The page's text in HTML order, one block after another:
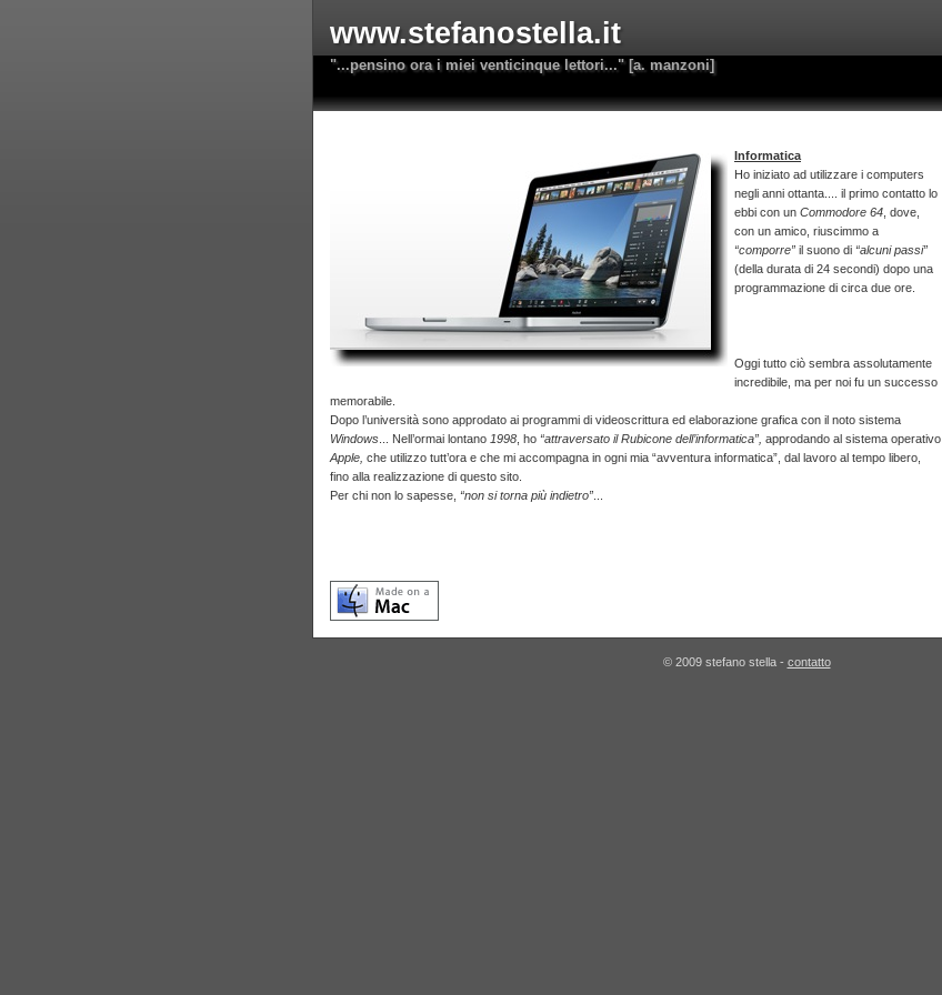
www.stefanostella.it
"...pensino ora i miei venticinque lettori..." [a. manzoni]
Informatica
Ho iniziato ad utilizzare i computers
negli anni ottanta.... il primo contatto lo
ebbi con un Commodore 64 , dove,
con un amico, riuscimmo a
“comporre” il suono di “alcuni passi”
(della durata di 24 secondi) dopo una
programmazione di circa due ore.
Oggi tutto ciò sembra assolutamente
incredibile, ma per noi fu un successo
memorabile.
Dopo l’università sono approdato ai programmi di videoscrittura ed elaborazione grafica con il noto sistema
Windows ... Nell’ormai lontano 1998 , ho “attraversato il Rubicone dell’informatica”, approdando al sistema operativo
Apple, che utilizzo tutt’ora e che mi accompagna in ogni mia “avventura informatica”, dal lavoro al tempo libero,
fino alla realizzazione di questo sito.
Per chi non lo sapesse, “non si torna più indietro”
© 2009 stefano stella - contatto